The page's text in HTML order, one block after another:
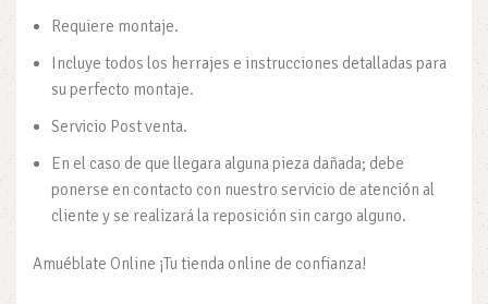
Requiere montaje.
Incluye todos los herrajes e instrucciones detalladas para
su perfecto montaje.
Servicio Post venta.
En el caso de que llegara alguna pieza dañada; debe
ponerse en contacto con nuestro servicio de atención al
cliente y se realizará la reposición sin cargo alguno.
Amuéblate Online ¡Tu tienda online de confianza!